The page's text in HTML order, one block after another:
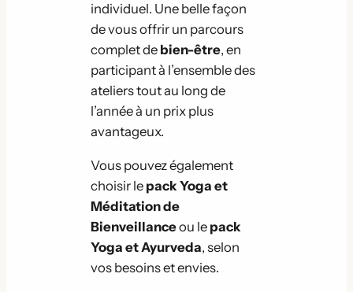
individuel. Une belle façon
de vous offrir un parcours
complet de bien-être, en
participant à l’ensemble des
ateliers tout au long de
l’année à un prix plus
avantageux.
Vous pouvez également
choisir le pack Yoga et
Méditation de
Bienveillanceou le pack
Yoga et Ayurveda, selon
vos besoins et envies.